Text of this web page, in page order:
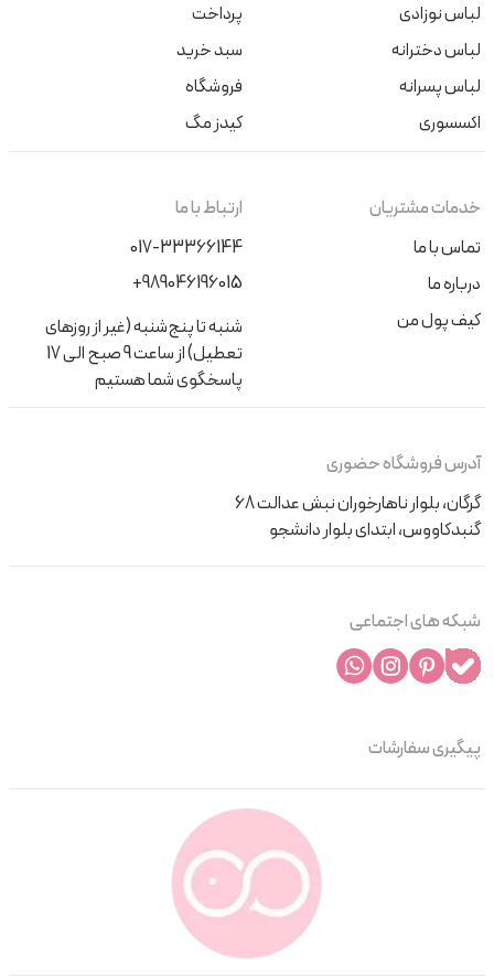
لباس نوزادی
لباس دخترانه
لباس پسرانه
اکسسوری
پرداخت
سبد خرید
فروشگاه
کیدز مگ
خدمات مشتریان
تماس با ما
درباره ما
کیف پول من
ارتباط با ما
017-33366144
+989046196015
شنبه تا پنج‌شنبه (غیر از روزهای
تعطیل) از ساعت 9 صبح الی 17
پاسخگوی شما هستیم
آدرس فروشگاه حضوری
گرگان، بلوار ناهارخوران نبش عدالت 68
گنبدکاووس، ابتدای بلوار دانشجو
شبکه های اجتماعی
پیگیری سفارشات